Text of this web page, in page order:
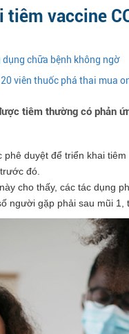
tiêm vaccine
chữa bệnh không ngờ
viên thuốc phá thai mua
tiêm thường có phản
duyệt để triển khai
đó.
cho thấy, các tác dụng
người gặp phải sau mũi 1,